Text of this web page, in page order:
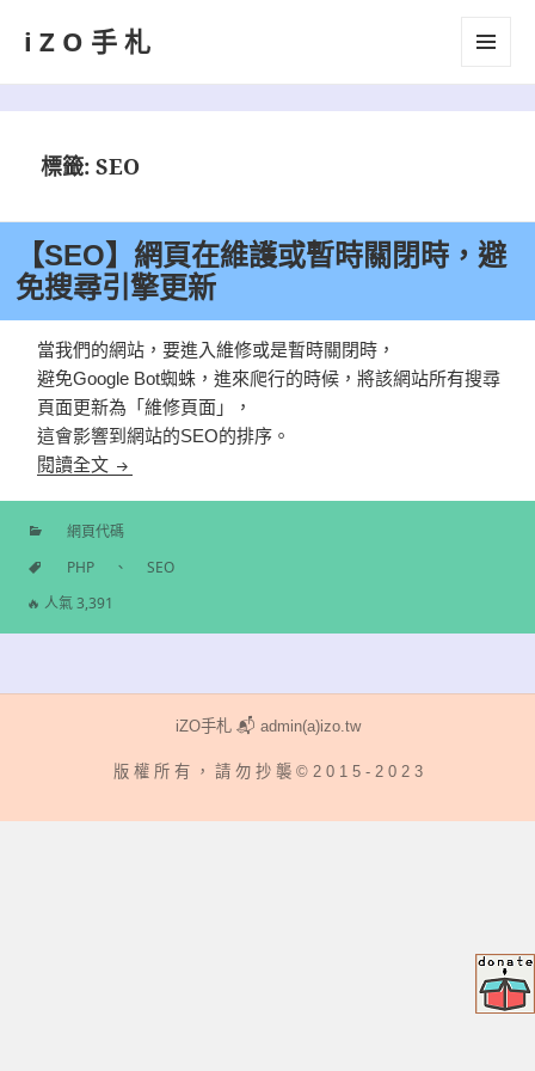
iZO手札
標籤:SEO
【SEO】網頁在維護或暫時關閉時，避
免搜尋引擎更新
當我們的網站，要進入維修或是暫時關閉時，
避免Google Bot蜘蛛，進來爬行的時候，將該網站所有搜尋
頁面更新為「維修頁面」，
這會影響到網站的SEO的排序。
閱讀全文 【SEO】網頁在維護或暫時關閉時，避免搜尋引擎更
分
網頁代碼
標
PHP 、
SEO
🔥 人氣 3,391
iZO手札 📬 admin(a)izo.tw
版 權 所 有 ， 請 勿 抄 襲 © 2 0 1 5 - 2 0 2 3